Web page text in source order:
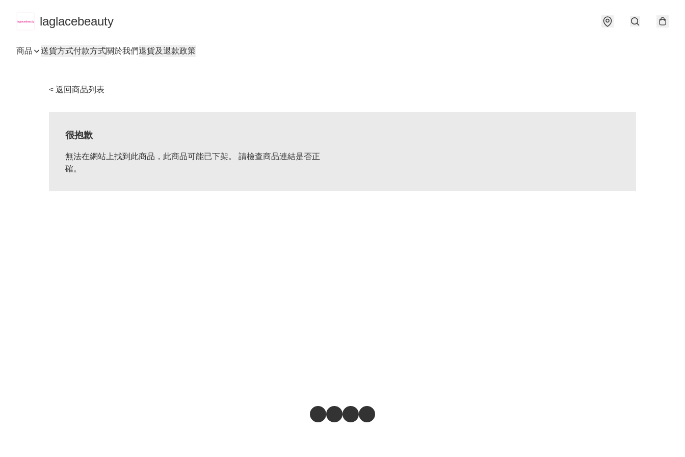
laglacebeauty
商品 送貨方式付款方式關於我們退貨及退款政策
< 返回商品列表
很抱歉
無法在網站上找到此商品，此商品可能已下架。 請檢查商品連結是否正
確。